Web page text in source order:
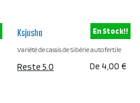
Ksjusha
Variété de cassis de Sibérie autofertile
De 4,00 €
Reste 5.0
En Stock!!